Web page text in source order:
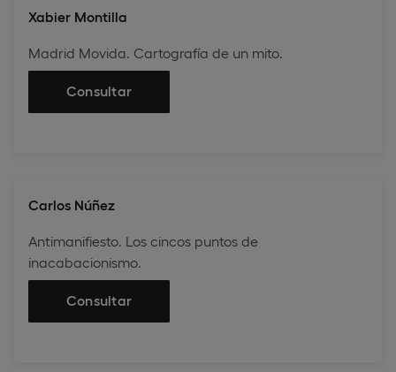
Xabier Montilla
Madrid Movida. Cartografía de un mito.
Consultar
Carlos Núñez
Antimanifiesto. Los cincos puntos de
inacabacionismo.
Consultar